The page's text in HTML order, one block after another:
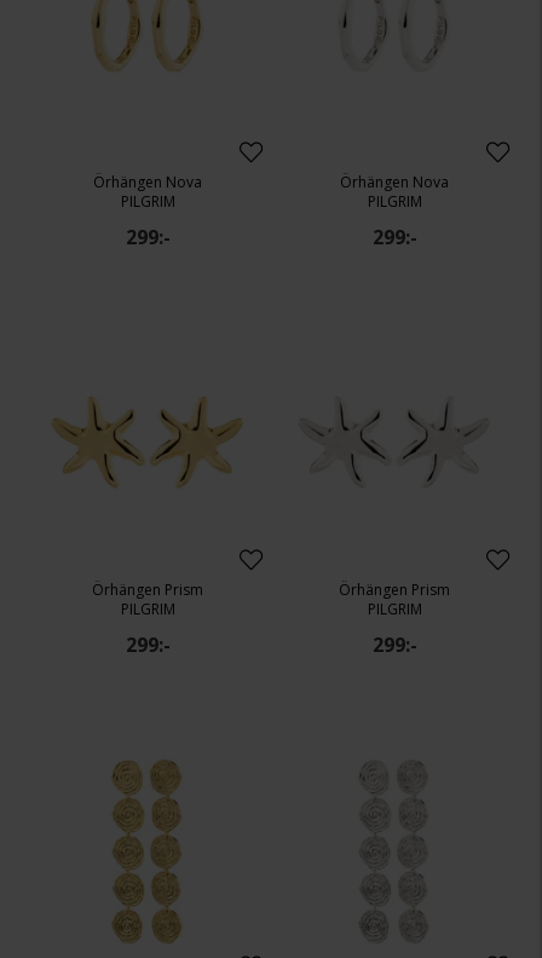
Örhängen Nova
PILGRIM
299:-
Örhängen Nova
PILGRIM
299:-
Örhängen Prism
PILGRIM
299:-
Örhängen Prism
PILGRIM
299:-